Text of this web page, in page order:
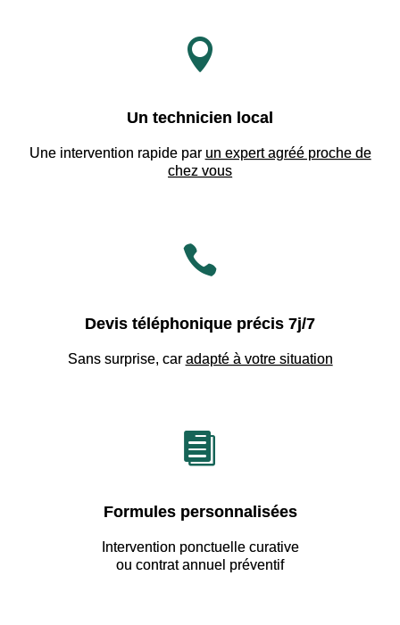

Un technicien local
Une intervention rapide par un expert agréé proche de
chez vous

Devis téléphonique précis 7j/7
Sans surprise, car adapté à votre situation

Formules personnalisées
Intervention ponctuelle curative
ou contrat annuel préventif